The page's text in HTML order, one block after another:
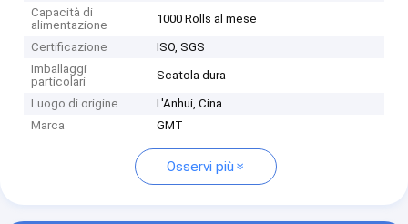
Capacità di
alimentazione
1000 Rolls al mese
Certificazione
ISO, SGS
Imballaggi
particolari
Scatola dura
Luogo di origine
L'Anhui, Cina
Marca
GMT
Osservi più